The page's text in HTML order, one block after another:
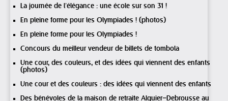
La journée de l’élégance : une école sur son 31 !
En pleine forme pour les Olympiades ! (photos)
En pleine forme pour les Olympiades !
Concours du meilleur vendeur de billets de tombola
Une cour, des couleurs, et des idées qui viennent des enfants
(photos)
Une cour et des couleurs : des idées qui viennent des enfants
Des bénévoles de la maison de retraite Alquier–Debrousse au